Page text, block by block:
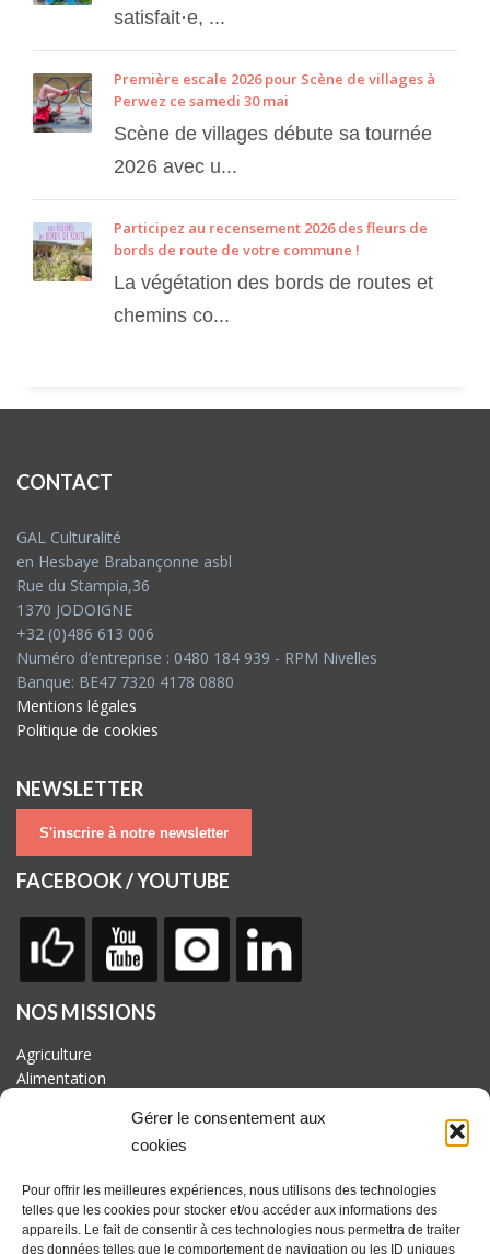
Gérer le consentement aux
cookies
Pour offrir les meilleures expériences, nous utilisons des technologies
telles que les cookies pour stocker et/ou accéder aux informations des
appareils. Le fait de consentir à ces technologies nous permettra de traiter
des données telles que le comportement de navigation ou les ID uniques
satisfait·e, ...
Première escale 2026 pour Scène de villages à
Perwez ce samedi 30 mai
Scène de villages débute sa tournée
2026 avec u...
Participez au recensement 2026 des fleurs de
bords de route de votre commune !
La végétation des bords de routes et
chemins co...
CONTACT
GAL Culturalité
en Hesbaye Brabançonne asbl
Rue du Stampia,36
1370 JODOIGNE
+32 (0)486 613 006
Numéro d’entreprise : 0480 184 939 - RPM Nivelles
Banque: BE47 7320 4178 0880
Mentions légales
Politique de cookies
NEWSLETTER
S'inscrire à notre newsletter
FACEBOOK / YOUTUBE
NOS MISSIONS
Agriculture
Alimentation
Mobilité
AVEC LE SOUTIEN DE